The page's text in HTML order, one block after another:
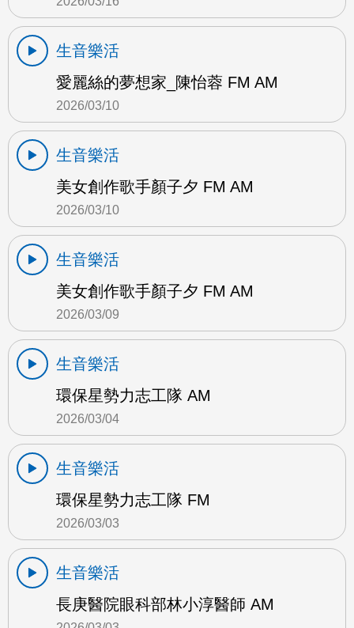
生音樂活
愛麗絲的夢想家_陳怡蓉 FM AM
2026/03/10
生音樂活
美女創作歌手顏子夕 FM AM
2026/03/10
生音樂活
美女創作歌手顏子夕 FM AM
2026/03/09
生音樂活
環保星勢力志工隊 AM
2026/03/04
生音樂活
環保星勢力志工隊 FM
2026/03/03
生音樂活
長庚醫院眼科部林小淳醫師 AM